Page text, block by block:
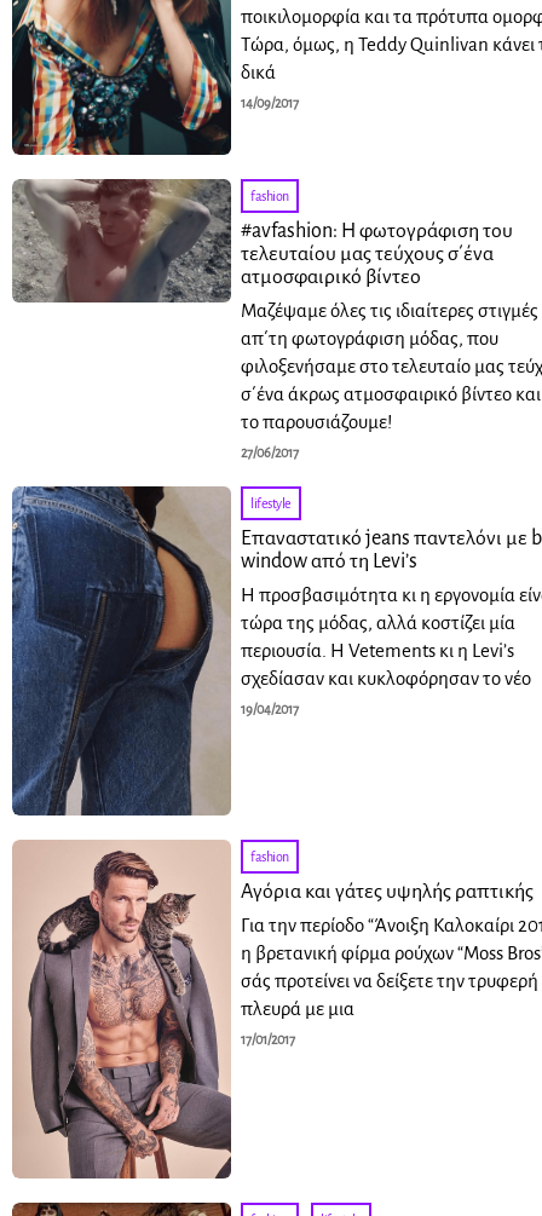
ποικιλομορφία και τα πρότυπα
Τώρα, όμως, η Teddy Quinlivan κάνει
δικά
14/09/2017
fashion
#avfashion: H φωτογράφιση του
τελευταίου μας τεύχους σ΄ένα
ατμοσφαιρικό βίντεο
Μαζέψαμε όλες τις ιδιαίτερες στιγμές
απ΄τη φωτογράφιση μόδας, που
φιλοξενήσαμε στο τελευταίο μας
σ΄ένα άκρως ατμοσφαιρικό βίντεο
το παρουσιάζουμε!
27/06/2017
lifestyle
Επαναστατικό jeans παντελόνι με
window από τη Levi’s
Η προσβασιμότητα κι η εργονομία
τώρα της μόδας, αλλά κοστίζει μία
περιουσία. Η Vetements κι η Levi’s
σχεδίασαν και κυκλοφόρησαν το νέο
19/04/2017
fashion
Αγόρια και γάτες υψηλής ραπτικής
Για την περίοδο “Άνοιξη Καλοκαίρι
η βρετανική φίρμα ρούχων “Moss
σάς προτείνει να δείξετε την
πλευρά με μια
17/01/2017